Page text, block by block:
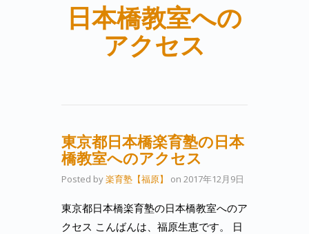
日本橋教室への
アクセス
東京都日本橋楽育塾の日本
橋教室へのアクセス
Posted by楽育塾【福原】 on 2017年12月9日
東京都日本橋楽育塾の日本橋教室へのア
クセス こんばんは、福原生恵です。 日